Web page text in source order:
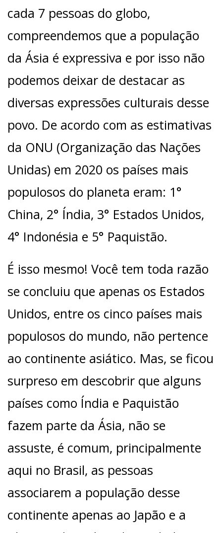
cada 7 pessoas do globo,
compreendemos que a população
da Ásia é expressiva e por isso não
podemos deixar de destacar as
diversas expressões culturais desse
povo. De acordo com as estimativas
da ONU (Organização das Nações
Unidas) em 2020 os países mais
populosos do planeta eram: 1°
China, 2° Índia, 3° Estados Unidos,
4° Indonésia e 5° Paquistão.
É isso mesmo! Você tem toda razão
se concluiu que apenas os Estados
Unidos, entre os cinco países mais
populosos do mundo, não pertence
ao continente asiático. Mas, se ficou
surpreso em descobrir que alguns
países como Índia e Paquistão
fazem parte da Ásia, não se
assuste, é comum, principalmente
aqui no Brasil, as pessoas
associarem a população desse
continente apenas ao Japão e a